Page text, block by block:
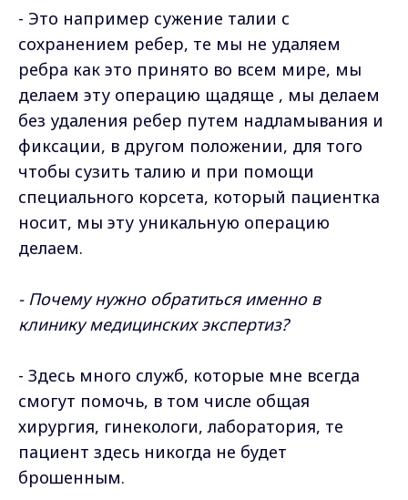
- Это например сужение талии с
сохранением ребер, те мы не удаляем
ребра как это принято во всем мире, мы
делаем эту операцию щадяще , мы делаем
без удаления ребер путем надламывания и
фиксации, в другом положении, для того
чтобы сузить талию и при помощи
специального корсета, который пациентка
носит, мы эту уникальную операцию
делаем.
- Почему нужно обратиться именно в
клинику медицинских экспертиз?
- Здесь много служб, которые мне всегда
смогут помочь, в том числе общая
хирургия, гинекологи, лаборатория, те
пациент здесь никогда не будет
брошенным.